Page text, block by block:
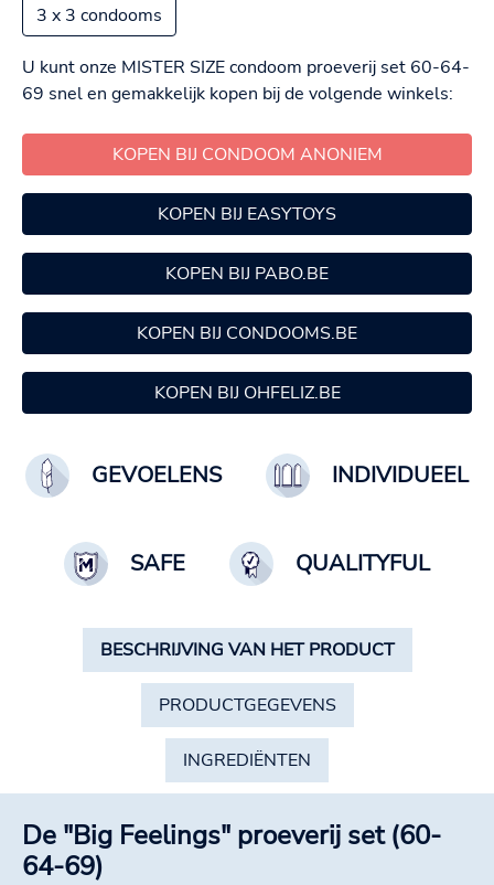
3 x 3 condooms
U kunt onze MISTER SIZE condoom proeverij set 60-64-
69 snel en gemakkelijk kopen bij de volgende winkels:
KOPEN BIJ CONDOOM ANONIEM
KOPEN BIJ EASYTOYS
KOPEN BIJ PABO.BE
KOPEN BIJ CONDOOMS.BE
KOPEN BIJ OHFELIZ.BE
GEVOELENS INDIVIDUEEL
SAFE QUALITYFUL
BESCHRIJVING VAN HET PRODUCT
PRODUCTGEGEVENS
INGREDIËNTEN
De "Big Feelings" proeverij set (60-
64-69)